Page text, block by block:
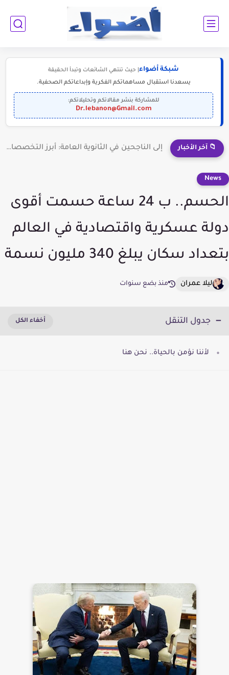
شبكة أضواء | حيث تنتهي الشائعات وتبدأ الحقيقة
يسعدنا استقبال مساهماتكم الفكرية وإبداعاتكم الصحفية.
للمشاركة بنشر مقالاتكم وتحليلاتكم:
Dr.lebanon@Gmail.com
📁 آخر الأخبار إلى الناجحين في الثانوية العامة: أبرز التخصصات المطلوبة للمستقبل (2030-2050)
News
الحسم.. ب 24 ساعة حسمت أقوى
دولة عسكرية واقتصادية في العالم
بتعداد سكان يبلغ 340 مليون نسمة
ليلا عمران منذ بضع سنوات
جدول التنقل
لأننا نؤمن بالحياة.. نحن هنا